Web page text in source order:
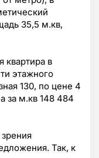
35,5 м.кв,
в
этажного
130, по цене 4
за м.кв 148 484
Так, к